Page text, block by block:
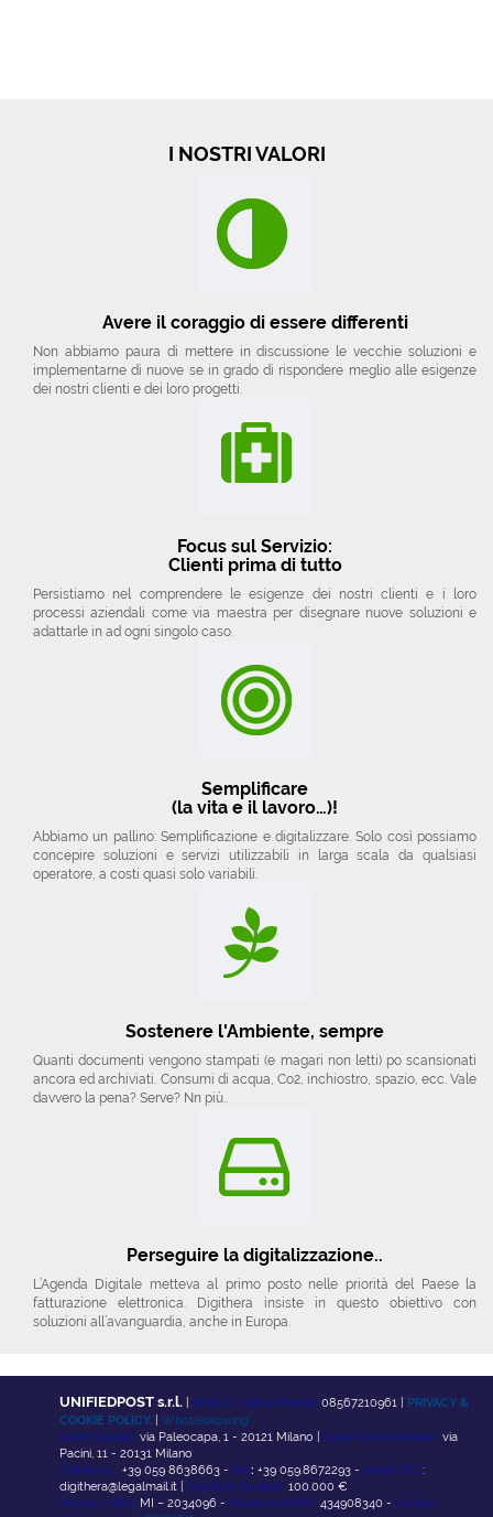
I NOSTRI VALORI
Avere il coraggio di essere differenti
Non abbiamo paura di mettere in discussione le vecchie soluzioni e
implementarne di nuove se in grado di rispondere meglio alle esigenze
dei nostri clienti e dei loro progetti.
Focus sul Servizio:
Clienti prima di tutto
Persistiamo nel comprendere le esigenze dei nostri clienti e i loro
processi aziendali come via maestra per disegnare nuove soluzioni e
adattarle in ad ogni singolo caso.
Semplificare
(la vita e il lavoro…)!
Abbiamo un pallino: Semplificazione e digitalizzare. Solo così possiamo
concepire soluzioni e servizi utilizzabili in larga scala da qualsiasi
operatore, a costi quasi solo variabili.
Sostenere l'Ambiente, sempre
Quanti documenti vengono stampati (e magari non letti) po scansionati
ancora ed archiviati. Consumi di acqua, Co2, inchiostro, spazio, ecc. Vale
davvero la pena? Serve? Nn più..
Perseguire la digitalizzazione..
L’Agenda Digitale metteva al primo posto nelle priorità del Paese la
fatturazione elettronica. Digithera insiste in questo obiettivo con
soluzioni all’avanguardia, anche in Europa.
UNIFIEDPOST s.r.l. P.IVA e Codice Fiscale 08567210961 | PRIVACY &
COOKIE POLICY.| Whistleblowing
Sede Legale: via Paleocapa, 1 - 20121 Milano | Sede Commerciale: via
Pacini, 11 - 20131 Milano
Telefono: +39 059 8638663 - Fax: +39 059.8672293 - email PEC:
digithera@legalmail.it | Capitale Sociale: 100.000 €
Numero REA: MI – 2034096 - Numero DUNS: 434908340 - Codice